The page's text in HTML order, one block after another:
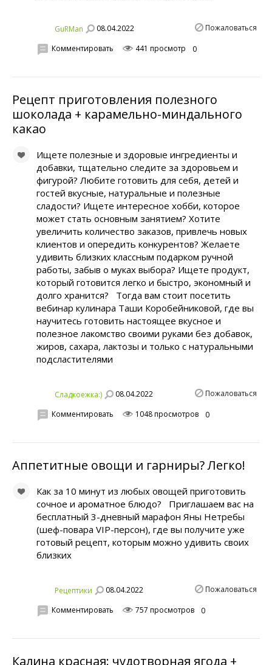
GuRMan 08.04.2022 Пожаловаться
Комментировать 441 просмотр 0
Рецепт приготовления полезного
шоколада + карамельно-миндального
какао
Ищете полезные и здоровые ингредиенты и
добавки, тщательно следите за здоровьем и
фигурой? Любите готовить для себя, детей и
гостей вкусные, натуральные и полезные
сладости? Ищете интересное хобби, которое
может стать основным занятием? Хотите
увеличить количество заказов, привлечь новых
клиентов и опередить конкурентов? Желаете
удивить близких классным подарком ручной
работы, забыв о муках выбора? Ищете продукт,
который готовится легко и быстро, экономный и
долго хранится? Тогда вам стоит посетить
вебинар кулинара Таши Коробейниковой, где вы
научитесь готовить настоящее вкусное и
полезное лакомство своими руками без добавок,
жиров, сахара, лактозы и только с натуральными
подсластителями
Сладкоежка:) 08.04.2022 Пожаловаться
Комментировать 1048 просмотров 0
Аппетитные овощи и гарниры? Легко!
Как за 10 минут из любых овощей приготовить
сочное и ароматное блюдо? Приглашаем вас на
бесплатный 3-дневный марафон Яны Нетребы
(шеф-повара VIP-персон), где вы получите уже
готовый рецепт, которым можно удивить своих
близких
Рецептики 08.04.2022 Пожаловаться
Комментировать 757 просмотров 0
Калина красная: чудотворная ягода +